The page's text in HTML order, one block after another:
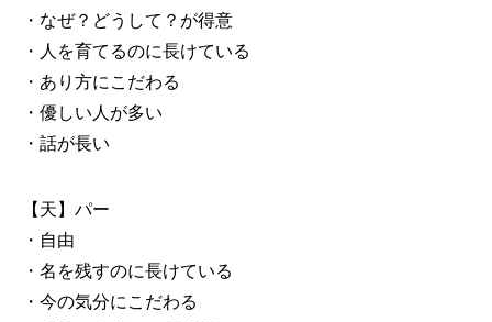
・なぜ？どうして？が得意
・人を育てるのに長けている
・あり方にこだわる
・優しい人が多い
・話が長い
【天】パー
・自由
・名を残すのに長けている
・今の気分にこだわる